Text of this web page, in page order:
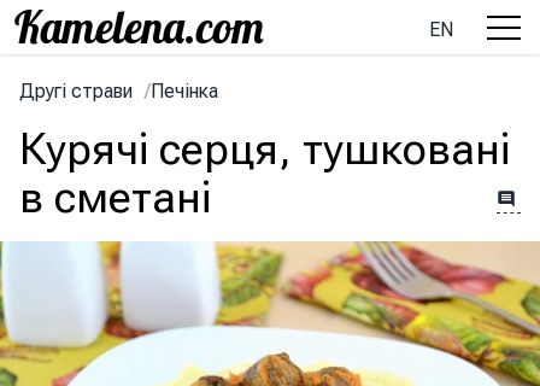
EN
Другі страви /Печінка
Курячі серця, тушковані
в сметані